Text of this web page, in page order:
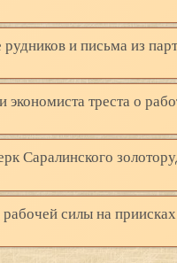
и письма из
экономиста треста о
Саралинского
силы на